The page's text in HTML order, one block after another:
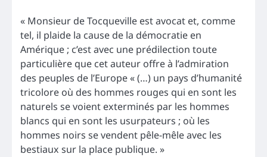
« Monsieur de Tocqueville est avocat et, comme
tel, il plaide la cause de la démocratie en
Amérique ; c’est avec une prédilection toute
particulière que cet auteur offre à l’admiration
des peuples de l’Europe « (…) un pays d’humanité
tricolore où des hommes rouges qui en sont les
naturels se voient exterminés par les hommes
blancs qui en sont les usurpateurs ; où les
hommes noirs se vendent pêle-mêle avec les
bestiaux sur la place publique. »